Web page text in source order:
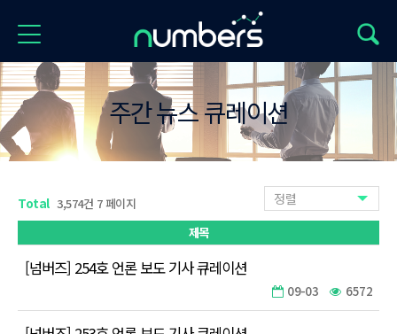
주간 뉴스 큐레이션
Total 3,574건 7 페이지
정렬
제목
[넘버즈] 254호 언론 보도 기사 큐레이션
09-03 6572